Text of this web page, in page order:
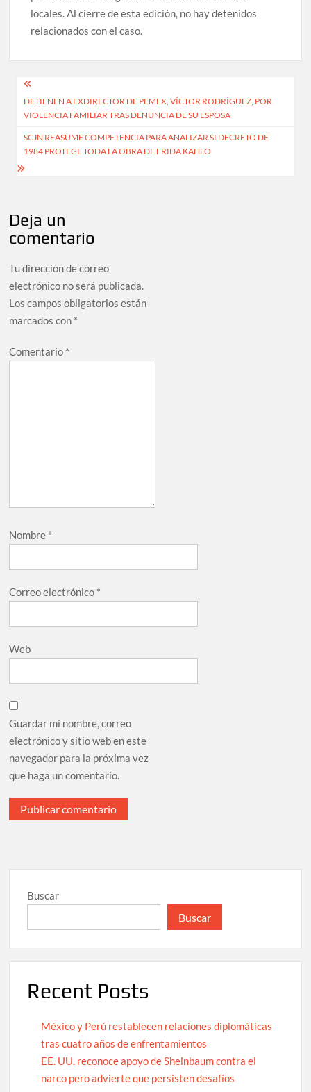
locales. Al cierre de esta edición, no hay detenidos
relacionados con el caso.
Navegación
de
entradas
DETIENEN A EXDIRECTOR DE PEMEX, VÍCTOR RODRÍGUEZ, POR
VIOLENCIA FAMILIAR TRAS DENUNCIA DE SU ESPOSA
SCJN REASUME COMPETENCIA PARA ANALIZAR SI DECRETO DE
1984 PROTEGE TODA LA OBRA DE FRIDA KAHLO
Deja un
comentario
Tu dirección de correo
electrónico no será publicada.
Los campos obligatorios están
marcados con *
Comentario *
Nombre *
Correo electrónico *
Web
Guardar mi nombre, correo
electrónico y sitio web en este
navegador para la próxima vez
que haga un comentario.
Buscar
Buscar
Recent Posts
México y Perú restablecen relaciones diplomáticas
tras cuatro años de enfrentamientos
EE. UU. reconoce apoyo de Sheinbaum contra el
narco pero advierte que persisten desafíos